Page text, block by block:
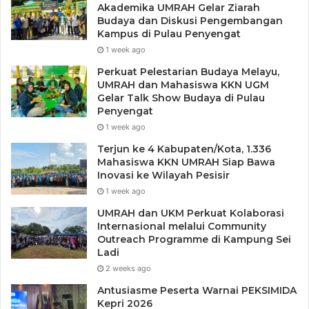
Akademika UMRAH Gelar Ziarah
Budaya dan Diskusi Pengembangan
Kampus di Pulau Penyengat
1 week ago
Perkuat Pelestarian Budaya Melayu,
UMRAH dan Mahasiswa KKN UGM
Gelar Talk Show Budaya di Pulau
Penyengat
1 week ago
Terjun ke 4 Kabupaten/Kota, 1.336
Mahasiswa KKN UMRAH Siap Bawa
Inovasi ke Wilayah Pesisir
1 week ago
UMRAH dan UKM Perkuat Kolaborasi
Internasional melalui Community
Outreach Programme di Kampung Sei
Ladi
2 weeks ago
Antusiasme Peserta Warnai PEKSIMIDA
Kepri 2026